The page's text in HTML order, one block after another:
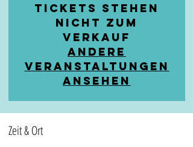
Tickets stehen
nicht zum
Verkauf
Andere
Veranstaltungen
ansehen
Zeit & Ort